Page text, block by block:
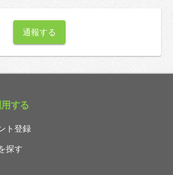
通報する
する
ト登録
探す